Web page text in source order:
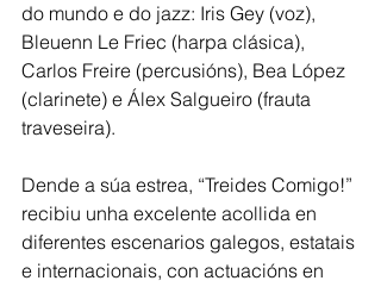
do mundo e do jazz: Iris Gey (voz),
Bleuenn Le Friec (harpa clásica),
Carlos Freire (percusións), Bea López
(clarinete) e Álex Salgueiro (frauta
traveseira).
Dende a súa estrea, “Treides Comigo!”
recibiu unha excelente acollida en
diferentes escenarios galegos, estatais
e internacionais, con actuacións en